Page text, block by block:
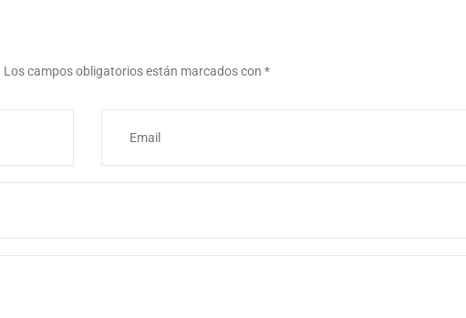
Los campos obligatorios están marcados con *